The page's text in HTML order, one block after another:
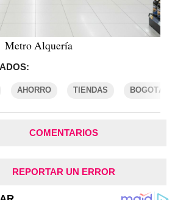
Metro Alquería
AHORRO TIENDAS BOGOTÁ
COMENTARIOS
REPORTAR UN ERROR